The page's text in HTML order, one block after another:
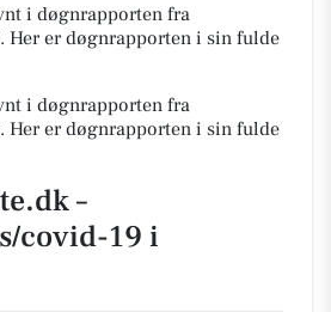
i døgnrapporten fra
Her er døgnrapporten i sin fulde
i døgnrapporten fra
Her er døgnrapporten i sin fulde
–
covid-19 i